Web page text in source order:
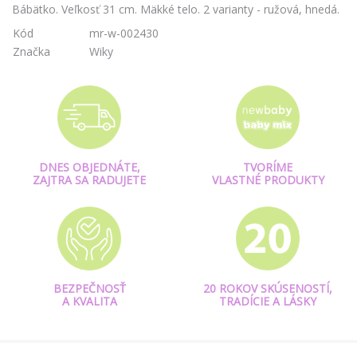
Bábätko. Veľkosť 31 cm. Mäkké telo. 2 varianty - ružová, hnedá.
Kód
mr-w-002430
Značka
Wiky
DNES OBJEDNÁTE,
ZAJTRA SA RADUJETE
TVORÍME
VLASTNÉ PRODUKTY
BEZPEČNOSŤ
A KVALITA
20 ROKOV SKÚSENOSTÍ,
TRADÍCIE A LÁSKY